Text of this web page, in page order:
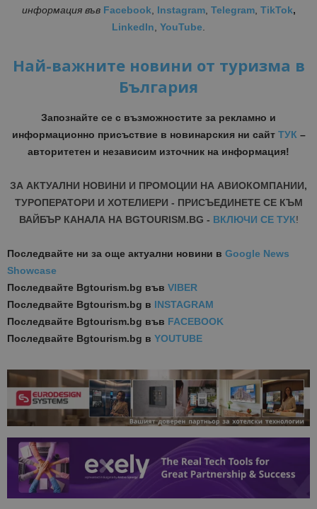
информация във Facebook Instagram, Telegram, TikTok,
LinkedIn YouTube
Най-важните новини от туризма в
България
Запознайте се с възможностите за рекламно и
информационно присъствие в новинарския ни сайт ТУК –
авторитетен и независим източник на информация!
ЗА АКТУАЛНИ НОВИНИ И ПРОМОЦИИ НА АВИОКОМПАНИИ,
ТУРОПЕРАТОРИ И ХОТЕЛИЕРИ - ПРИСЪЕДИНЕТЕ СЕ КЪМ
ВАЙБЪР КАНАЛА НА BGTOURISM.BG - ВКЛЮЧИ СЕ ТУК!
Последвайте ни за още актуални новини в Google News
Showcase
Последвайте Bgtourism.bg във VIBER
Последвайте Bgtourism.bg в INSTAGRAM
Последвайте Bgtourism.bg във FACEBOOK
Последвайте Bgtourism.bg в YOUTUBE